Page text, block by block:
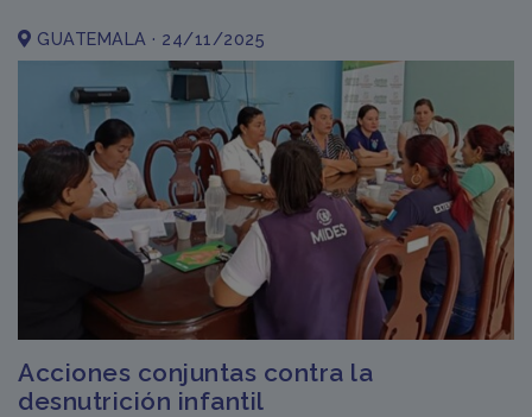
GUATEMALA · 24/11/2025
Acciones conjuntas contra la
desnutrición infantil